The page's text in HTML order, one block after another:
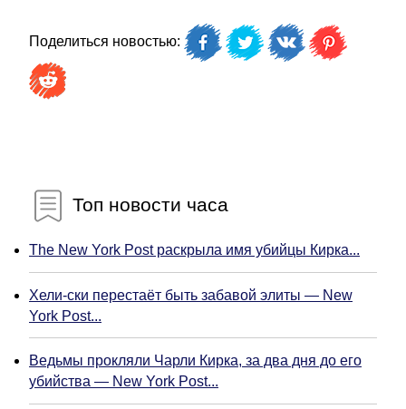
Поделиться новостью:
Топ новости часа
The New York Post раскрыла имя убийцы Кирка...
Хели-ски перестаёт быть забавой элиты — New
York Post...
Ведьмы прокляли Чарли Кирка, за два дня до его
убийства — New York Post...